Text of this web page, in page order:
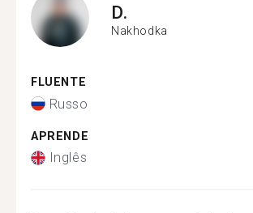
D.
Nakhodka
FLUENTE
Russo
APRENDE
Inglês